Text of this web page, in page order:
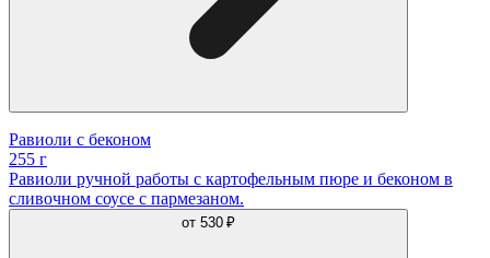
Равиоли с беконом
255 г
Равиоли ручной работы с картофельным пюре и беконом в
сливочном соусе с пармезаном.
от 530 ₽